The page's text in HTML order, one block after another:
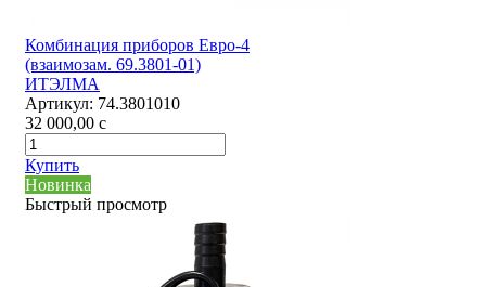
Комбинация приборов Евро-4
(взаимозам. 69.3801-01)
ИТЭЛМА
Артикул: 74.3801010
32 000,00 c
Купить
Новинка
Быстрый просмотр